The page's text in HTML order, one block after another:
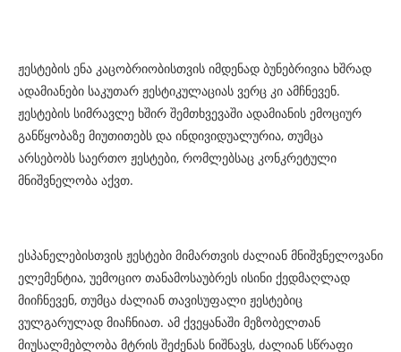
ჟესტების ენა კაცობრიობისთვის იმდენად ბუნებრივია ხშრად
ადამიანები საკუთარ ჟესტიკულაციას ვერც კი ამჩნევენ.
ჟესტების სიმრავლე ხშირ შემთხვევაში ადამიანის ემოციურ
განწყობაზე მიუთითებს და ინდივიდუალურია, თუმცა
არსებობს საერთო ჟესტები, რომლებსაც კონკრეტული
მნიშვნელობა აქვთ.
ესპანელებისთვის ჟესტები მიმართვის ძალიან მნიშვნელოვანი
ელემენტია, უემოციო თანამოსაუბრეს ისინი ქედმაღლად
მიიჩნევენ, თუმცა ძალიან თავისუფალი ჟესტებიც
ვულგარულად მიაჩნიათ. ამ ქვეყანაში მეზობელთან
მიუსალმებლობა მტრის შეძენას ნიშნავს, ძალიან სწრაფი